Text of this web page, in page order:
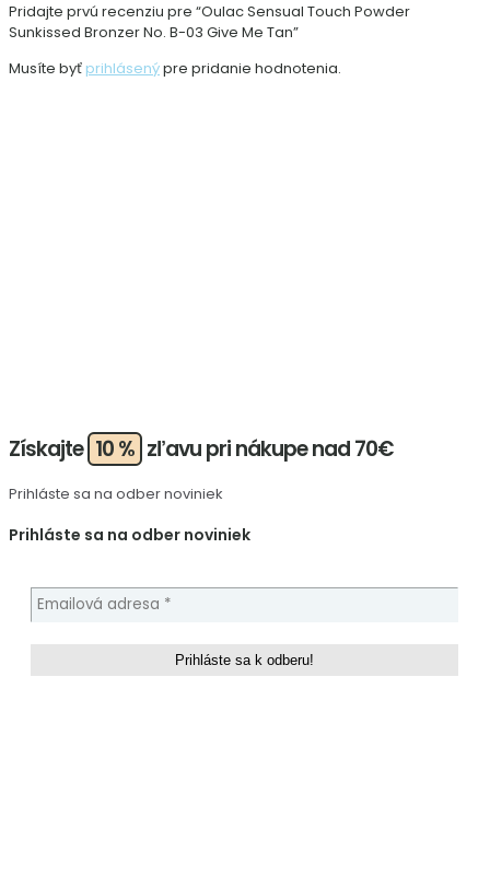
Pridajte prvú recenziu pre “Oulac Sensual Touch Powder
Sunkissed Bronzer No. B-03 Give Me Tan”
Musíte byť prihlásenýpre pridanie hodnotenia.
Získajte 10 % zľavu pri nákupe nad 70€
Prihláste sa na odber noviniek
Prihláste sa na odber noviniek